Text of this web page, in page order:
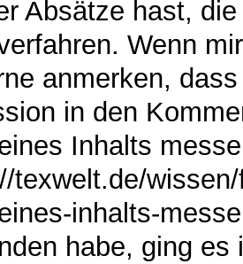
Absätze hast,
Wenn
anmerken,
in den
Inhalts
texwelt.de/
inhalts-
habe, ging